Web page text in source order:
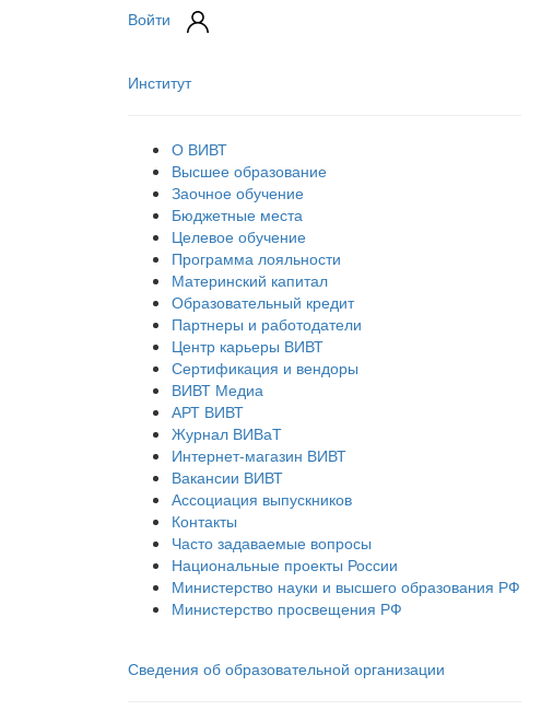
Войти
Институт
О ВИВТ
Высшее образование
Заочное обучение
Бюджетные места
Целевое обучение
Программа лояльности
Материнский капитал
Образовательный кредит
Партнеры и работодатели
Центр карьеры ВИВТ
Сертификация и вендоры
ВИВТ Медиа
АРТ ВИВТ
Журнал ВИВаТ
Интернет-магазин ВИВТ
Вакансии ВИВТ
Ассоциация выпускников
Контакты
Часто задаваемые вопросы
Национальные проекты России
Министерство науки и высшего образования РФ
Министерство просвещения РФ
Сведения об образовательной организации